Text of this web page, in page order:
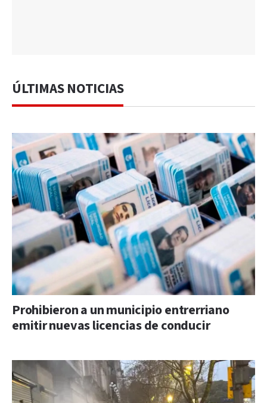
ÚLTIMAS NOTICIAS
Prohibieron a un municipio entrerriano
emitir nuevas licencias de conducir